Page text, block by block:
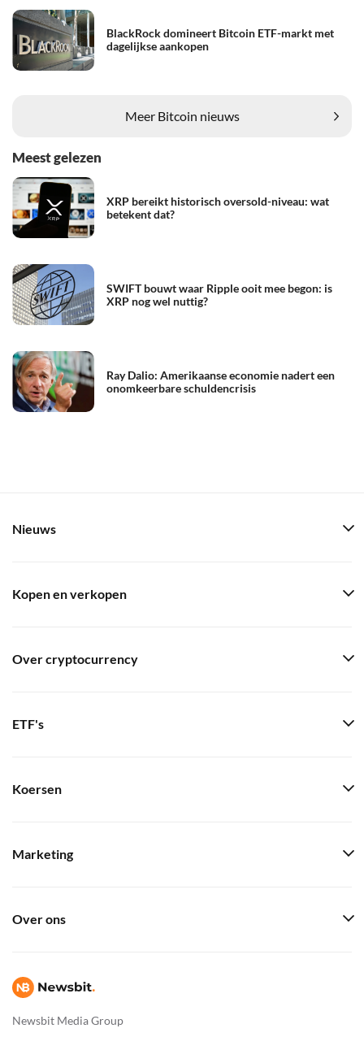
BlackRock domineert Bitcoin ETF-markt met
dagelijkse aankopen
Meer Bitcoin nieuws
Meest gelezen
XRP bereikt historisch oversold-niveau: wat
betekent dat?
SWIFT bouwt waar Ripple ooit mee begon: is
XRP nog wel nuttig?
Ray Dalio: Amerikaanse economie nadert een
onomkeerbare schuldencrisis
Newsbit Media Group
Nieuws
Kopen en verkopen
Over cryptocurrency
ETF's
Koersen
Marketing
Over ons